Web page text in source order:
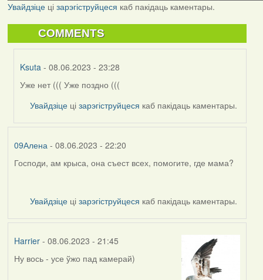
Увайдзіцеці зарэгіструйцеся каб пакідаць каментары.
COMMENTS
Ksuta - 08.06.2023 - 23:28
In
reply
by
Уже нет ((( Уже поздно (((
Увайдзіце цізарэгіструйцеся каб пакідаць каментары.
09Алена- 08.06.2023 - 22:20
Господи, ам крыса, она съест всех, помогите, где мама?
Увайдзіце цізарэгіструйцеся каб пакідаць каментары.
Harrier- 08.06.2023 - 21:45
Ну вось - усе ўжо пад камерай)